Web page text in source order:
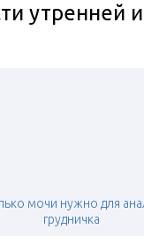
утренней
мочи нужно для
грудничка